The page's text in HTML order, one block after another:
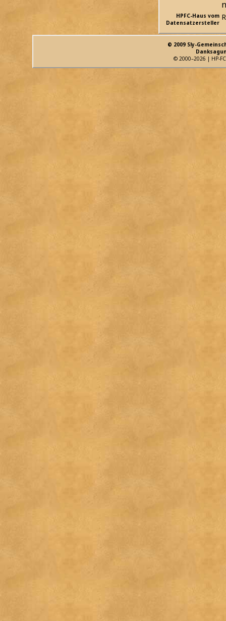
HPFC-Haus vom
Datensatzersteller
© 2009 Sly-
© 2000–2026 | HP-